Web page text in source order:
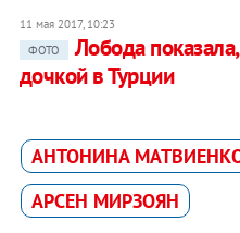
11 мая 2017, 10:23
ФОТО
Лобода
дочкой в Турции
АНТОНИНА
АРСЕН МИРЗОЯН